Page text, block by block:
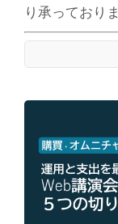
り承っており